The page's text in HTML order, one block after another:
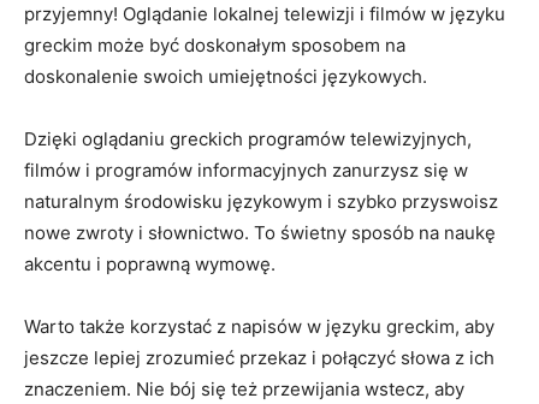
przyjemny! Oglądanie lokalnej telewizji i filmów ⁤w języku
greckim może​ być doskonałym sposobem na⁤
doskonalenie swoich umiejętności językowych.
Dzięki oglądaniu greckich ⁤programów telewizyjnych,​
filmów i programów informacyjnych⁢ zanurzysz się w
naturalnym środowisku językowym i ​szybko ​przyswoisz
nowe zwroty i słownictwo. To świetny ‍sposób ⁣na naukę
akcentu i poprawną wymowę.
Warto ​także korzystać z napisów w języku greckim, aby
jeszcze ‌lepiej ‍zrozumieć​ przekaz ​i połączyć słowa z ich
znaczeniem. ⁣Nie bój się też przewijania‍ wstecz, aby​